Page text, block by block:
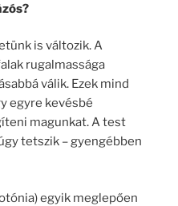
is változik. A
rugalmassága
válik. Ezek mind
egyre kevésbé
magunkat. A test
tetszik – gyengébben
egyik meglepően